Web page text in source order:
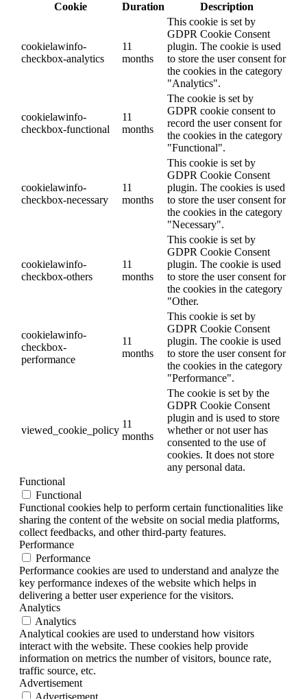
Cookie
Duration Description
cookielawinfo-
checkbox-analytics
11
months
This cookie is set by
GDPR Cookie Consent
plugin. The cookie is used
to store the user consent for
the cookies in the category
"Analytics".
cookielawinfo-
checkbox-functional
11
months
The cookie is set by
GDPR cookie consent to
record the user consent for
the cookies in the category
"Functional".
cookielawinfo-
checkbox-necessary
11
months
This cookie is set by
GDPR Cookie Consent
plugin. The cookies is used
to store the user consent for
the cookies in the category
"Necessary".
cookielawinfo-
checkbox-others
11
months
This cookie is set by
GDPR Cookie Consent
plugin. The cookie is used
to store the user consent for
the cookies in the category
"Other.
cookielawinfo-
checkbox-
performance
11
months
This cookie is set by
GDPR Cookie Consent
plugin. The cookie is used
to store the user consent for
the cookies in the category
"Performance".
viewed_cookie_policy
11
months
The cookie is set by the
GDPR Cookie Consent
plugin and is used to store
whether or not user has
consented to the use of
cookies. It does not store
any personal data.
Functional
Functional
Functional cookies help to perform certain functionalities like
sharing the content of the website on social media platforms,
collect feedbacks, and other third-party features.
Performance
Performance
Performance cookies are used to understand and analyze the
key performance indexes of the website which helps in
delivering a better user experience for the visitors.
Analytics
Analytics
Analytical cookies are used to understand how visitors
interact with the website. These cookies help provide
information on metrics the number of visitors, bounce rate,
traffic source, etc.
Advertisement